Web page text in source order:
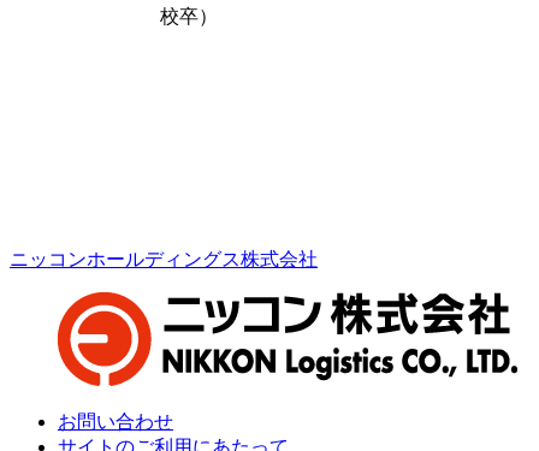
校卒）
ニッコンホールディングス株式会社
お問い合わせ